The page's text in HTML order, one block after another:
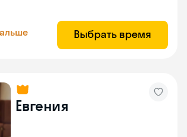
Выбрать время
Евгения